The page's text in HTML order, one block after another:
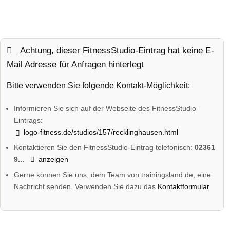
Achtung, dieser FitnessStudio-Eintrag hat keine E-
Mail Adresse für Anfragen hinterlegt
Bitte verwenden Sie folgende Kontakt-Möglichkeit:
Informieren Sie sich auf der Webseite des FitnessStudio-
Eintrags:
logo-fitness.de/studios/157/recklinghausen.html
Kontaktieren Sie den FitnessStudio-Eintrag telefonisch:02361
9...
anzeigen
Gerne können Sie uns, dem Team von trainingsland.de, eine
Nachricht senden. Verwenden Sie dazu das Kontaktformular